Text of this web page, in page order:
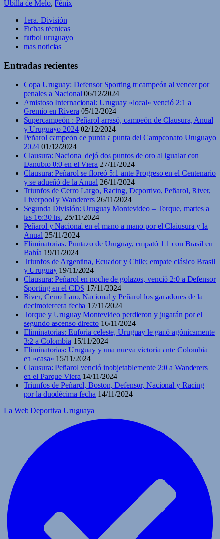
Ubilla de Melo, Fénix
1era. División
Fichas técnicas
futbol uruguayo
mas noticias
Entradas recientes
Copa Uruguay: Defensor Sporting tricampeón al vencer por
penales a Nacional 06/12/2024
Amistoso Internacional: Uruguay «local» venció 2:1 a
Gremio en Rivera 05/12/2024
Supercampeón : Peñarol arrasó, campeón de Clausura, Anual
y Uruguayo 2024 02/12/2024
Peñarol campeón de punta a punta del Campeonato Uruguayo
2024 01/12/2024
Clausura: Nacional dejó dos puntos de oro al igualar con
Danubio 0:0 en el Viera 27/11/2024
Clausura: Peñarol se floreó 5:1 ante Progreso en el Centenario
y se adueñó de la Anual 26/11/2024
Triunfos de Cerro Largo, Racing, Deportivo, Peñarol, River,
Liverpool y Wanderers 26/11/2024
Segunda División: Uruguay Montevideo – Torque, martes a
las 16:30 hs. 25/11/2024
Peñarol y Nacional en el mano a mano por el Claiusura y la
Anual 25/11/2024
Eliminatorias: Puntazo de Uruguay, empató 1:1 con Brasil en
Bahía 19/11/2024
Triunfos de Argentina, Ecuador y Chile; empate clásico Brasil
y Uruguay 19/11/2024
Clausura: Peñarol en noche de golazos, venció 2:0 a Defensor
Sporting en el CDS 17/11/2024
River, Cerro Laro, Nacional y Peñarol los ganadores de la
decimotercera fecha 17/11/2024
Torque y Uruguay Montevideo perdieron y jugarán por el
segundo ascenso directo 16/11/2024
Eliminatorias: Euforia celeste, Uruguay le ganó agónicamente
3:2 a Colombia 15/11/2024
Eliminatorias: Uruguay y una nueva victoria ante Colombia
en «casa» 15/11/2024
Clausura: Peñarol venció inobjetablemente 2:0 a Wanderers
en el Parque Viera 14/11/2024
Triunfos de Peñarol, Boston, Defensor, Nacional y Racing
por la duodécima fecha 14/11/2024
La Web Deportiva Uruguaya